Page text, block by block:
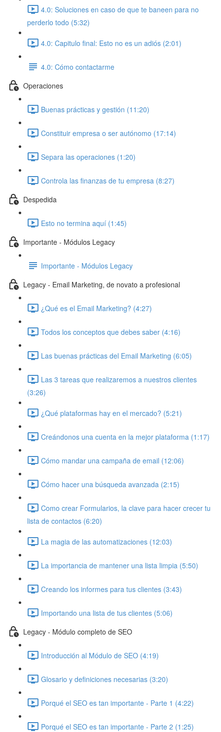
4.0: Soluciones en caso de que te baneen para no
perderlo todo (5:32)
4.0: Capitulo final: Esto no es un adiós (2:01)
4.0: Cómo contactarme
Operaciones
Buenas prácticas y gestión (11:20)
Constituir empresa o ser autónomo (17:14)
Separa las operaciones (1:20)
Controla las finanzas de tu empresa (8:27)
Despedida
Esto no termina aquí (1:45)
Importante - Módulos Legacy
Importante - Módulos Legacy
Legacy - Email Marketing, de novato a profesional
¿Qué es el Email Marketing? (4:27)
Todos los conceptos que debes saber (4:16)
Las buenas prácticas del Email Marketing (6:05)
Las 3 tareas que realizaremos a nuestros clientes
(3:26)
¿Qué plataformas hay en el mercado? (5:21)
Creándonos una cuenta en la mejor plataforma (1:17)
Cómo mandar una campaña de email (12:06)
Cómo hacer una búsqueda avanzada (2:15)
Como crear Formularios, la clave para hacer crecer tu
lista de contactos (6:20)
La magia de las automatizaciones (12:03)
La importancia de mantener una lista limpia (5:50)
Creando los informes para tus clientes (3:43)
Importando una lista de tus clientes (5:06)
Legacy - Módulo completo de SEO
Introducción al Módulo de SEO (4:19)
Glosario y definiciones necesarias (3:20)
Porqué el SEO es tan importante - Parte 1 (4:22)
Porqué el SEO es tan importante - Parte 2 (1:25)